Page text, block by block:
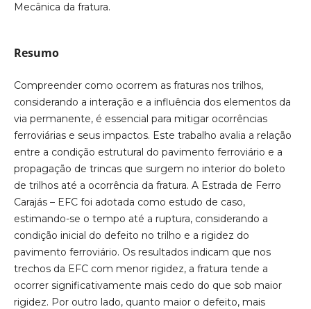
Mecânica da fratura.
Resumo
Compreender como ocorrem as fraturas nos trilhos,
considerando a interação e a influência dos elementos da
via permanente, é essencial para mitigar ocorrências
ferroviárias e seus impactos. Este trabalho avalia a relação
entre a condição estrutural do pavimento ferroviário e a
propagação de trincas que surgem no interior do boleto
de trilhos até a ocorrência da fratura. A Estrada de Ferro
Carajás – EFC foi adotada como estudo de caso,
estimando-se o tempo até a ruptura, considerando a
condição inicial do defeito no trilho e a rigidez do
pavimento ferroviário. Os resultados indicam que nos
trechos da EFC com menor rigidez, a fratura tende a
ocorrer significativamente mais cedo do que sob maior
rigidez. Por outro lado, quanto maior o defeito, mais